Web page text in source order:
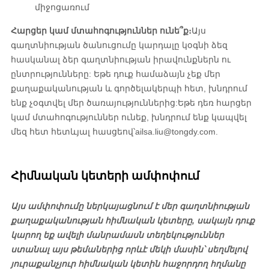
միջոցառում
Հարցեր կամ մտահոգություններ ունե՞ք։Այս
գաղտնիության ծանուցումը կարդալը կօգնի ձեզ
հասկանալ ձեր գաղտնիության իրավունքներն ու
ընտրությունները: Եթե դուք համաձայն չեք մեր
քաղաքականության և գործելակերպի հետ, խնդրում
ենք չօգտվել մեր ծառայություններից:Եթե ​​դեռ հարցեր
կամ մտահոգություններ ունեք, խնդրում ենք կապվել
մեզ հետ հետևյալ հասցեով՝ailsa.liu@tongdy.com
Հիմնական կետերի ամփոփում
Այս ամփոփումը ներկայացնում է մեր գաղտնիության
քաղաքականության հիմնական կետերը, սակայն դուք
կարող եք ավելի մանրամասն տեղեկություններ
ստանալ այս թեմաներից որևէ մեկի մասին՝ սեղմելով
յուրաքանչյուր հիմնական կետին հաջորդող հղմանը